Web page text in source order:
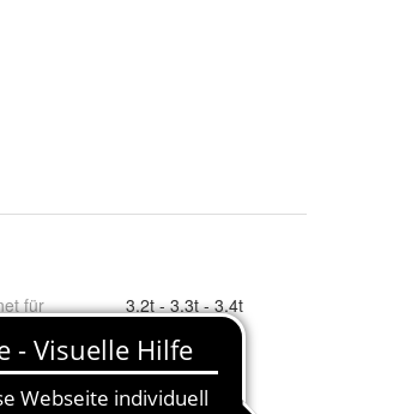
KOV - FCC/FD
- ARFCC - FDD
FDD/CZ - FCD - FED - FFD/Z FFD/ATS - 8H - 81
für
3.2t - 3.3t - 3.4t